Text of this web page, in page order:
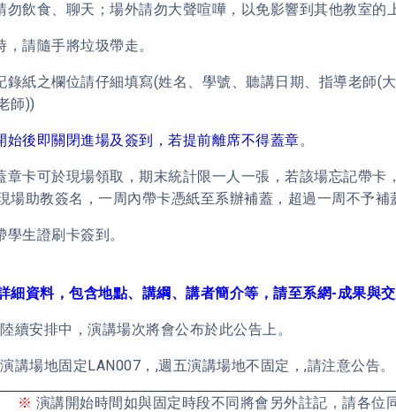
勿飲食、聊天；場外請勿大聲喧嘩，以免影響到其他教室的
，請隨手將垃圾帶走。
錄紙之欄位請仔細填寫(姓名、學號、聽講日期、指導老師(
師))
始後即關閉進場及簽到，若提前離席不得蓋章。
章卡可於現場領取，期末統計限一人一張，若該場忘記帶卡
場助教簽名，一周內帶卡憑紙至系辦補蓋，超過一周不予補
學生證刷卡簽到。
細資料，包含地點、講綱、講者簡介等，請至系網-成果與
續安排中，演講場次將會公布於此公告上。
講場地固定LAN007，,週五演講場地不固定，,請注意公告。
※ 演講開始時間如與固定時段不同將會另外註記，請各位